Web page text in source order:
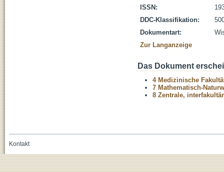
ISSN:
DDC-Klassifikation:
Dokumentart:
Zur Langanzeige
Das Dokument
4 Medizinische
7 Mathematisch-
8 Zentrale,
Kontakt